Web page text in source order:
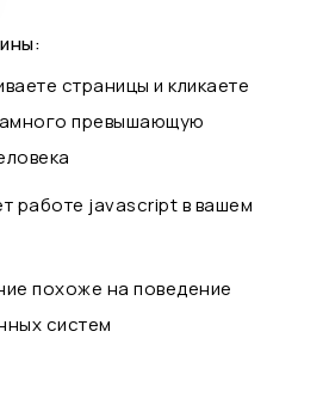
страницы и кликаете
превышающую
работе javascript в вашем
похоже на поведение
систем